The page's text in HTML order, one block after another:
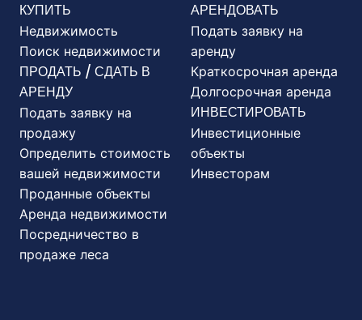
КУПИТЬ
Недвижимость
Поиск недвижимости
ПРОДАТЬ / СДАТЬ В
АРЕНДУ
Подать заявку на
продажу
Определить стоимость
вашей недвижимости
Проданные объекты
Аренда недвижимости
Посредничество в
продаже леса
АРЕНДОВАТЬ
Подать заявку на
аренду
Краткосрочная аренда
Долгосрочная аренда
ИНВЕСТИРОВАТЬ
Инвестиционные
объекты
Инвесторам